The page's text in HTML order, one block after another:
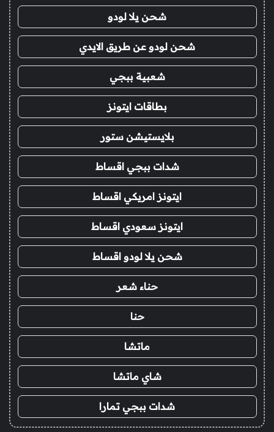
شحن يلا لودو
شحن لودو عن طريق الايدي
شعبية ببجي
بطاقات ايتونز
بلايستيشن ستور
شدات ببجي اقساط
ايتونز امريكي اقساط
ايتونز سعودي اقساط
شحن يلا لودو اقساط
حناء شعر
حنا
ماتشا
شاي ماتشا
شدات ببجي تمارا